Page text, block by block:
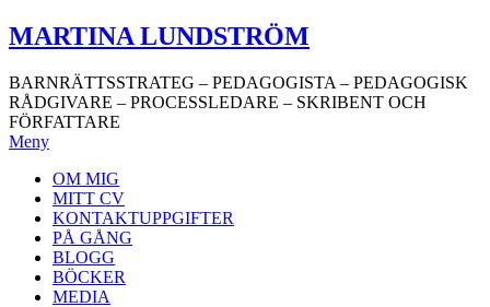
Hoppa
till
MARTINA LUNDSTRÖM
BARNRÄTTSSTRATEG – PEDAGOGISTA – PEDAGOGISK
RÅDGIVARE – PROCESSLEDARE – SKRIBENT OCH
FÖRFATTARE
Meny
OM MIG
MITT CV
KONTAKTUPPGIFTER
PÅ GÅNG
BLOGG
BÖCKER
MEDIA